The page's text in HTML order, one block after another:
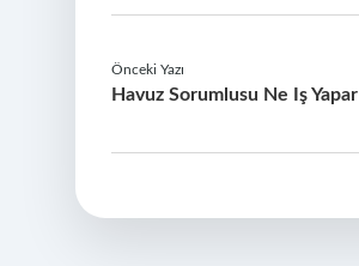
Önceki Yazı
Havuz Sorumlusu Ne Iş Yapar